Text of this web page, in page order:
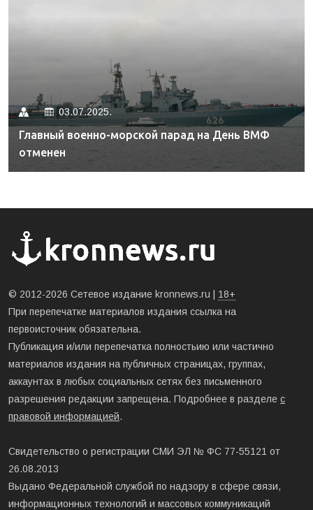
03.07.2025.
Главный военно-морской парад на День ВМФ
отменен
© 2012-2026 Сетевое издание kronnews.ru | 18+
При перепечатке материалов издания ссылка на
первоисточник обязательна.
Публикация и/или перепечатка полностьию или частично
материалов издания на публичных страницах, группах,
аккаунтах в любых социальных сетях без письменного
разрешения редакции запрещена. Подробнее в разделе с
правовой информацией.
Свидетельство о регистрации СМИ ЭЛ № ФС 77-55121 от
26.08.2013
Выдано Федеральной службой по надзору в сфере связи,
информационных технологий и массовых коммуникаций